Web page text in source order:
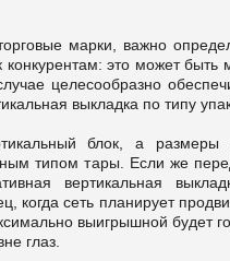
марки, важно
это может быть
целесообразно
выкладка по типу
блок, а размеры
типом тары. Если же
вертикальная
сеть планирует
выигрышной будет
глаз.